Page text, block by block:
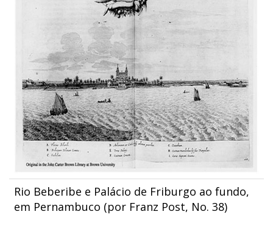
Rio Beberibe e Palácio de Friburgo ao fundo,
em Pernambuco (por Franz Post, No. 38)